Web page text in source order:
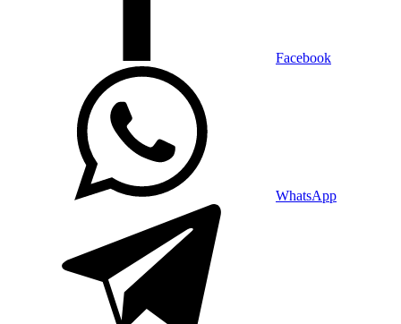
Facebook
WhatsApp